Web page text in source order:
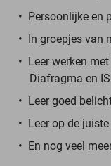
Persoonlijke en
In groepjes van
Leer werken
Diafragma en
Leer goed
Leer op de
En nog veel